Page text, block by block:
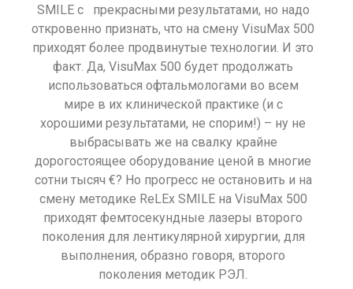
SMILE с прекрасными результатами, но надо
откровенно признать, что на смену VisuMax 500
приходят более продвинутые технологии. И это
факт. Да, VisuMax 500 будет продолжать
использоваться офтальмологами во всем
мире в их клинической практике (и с
хорошими результатами, не спорим!) – ну не
выбрасывать же на свалку крайне
дорогостоящее оборудование ценой в многие
сотни тысяч €? Но прогресс не остановить и на
смену методике ReLEx SMILE на VisuMax 500
приходят фемтосекундные лазеры второго
поколения для лентикулярной хирургии, для
выполнения, образно говоря, второго
поколения методик РЭЛ.